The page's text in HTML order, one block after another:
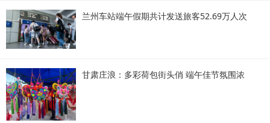
兰州车站端午假期共计发送旅客52.69万人次
甘肃庄浪：多彩荷包街头俏 端午佳节氛围浓